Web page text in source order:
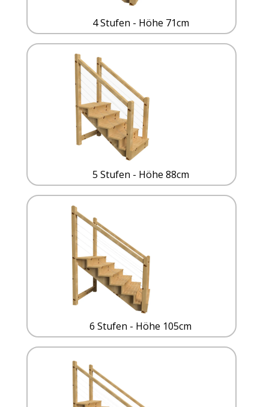
4 Stufen - Höhe 71cm
5 Stufen - Höhe 88cm
6 Stufen - Höhe 105cm